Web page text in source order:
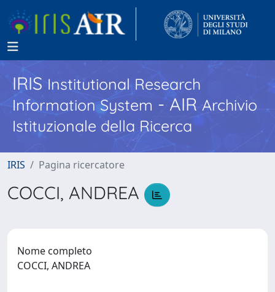
IRISInstitutional Research
Information System - AIR Archivio
Istituzionale della Ricerca
IRIS Pagina ricercatore
COCCI, ANDREA
Nome completo
COCCI, ANDREA